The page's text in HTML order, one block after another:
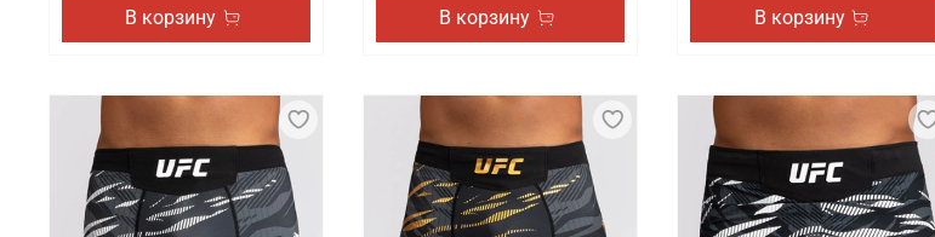
В корзину В корзину В корзину